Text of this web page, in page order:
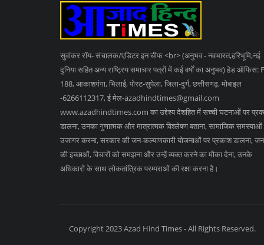
सुवांकर रॉय- संचालक/एडिटर इन चीफ <br> (अनुभव - नवभारत,हरिभूमि,नई
दुनिया सहित अन्य राष्ट्रिय समाचार पत्रों में कई वर्षों का अनुभव) हेड ऑफिस:
188, आकाशगंगा, भिलाई, पोस्ट-सुपेला, जिला-दुर्ग, छत्तीसगढ़, मोबाइल
-6266112317, ई मेल-azadhindtimes@gmail.com
www.azadhindtimes.com का उद्देश्य देशहित में सच्ची घटनाओं पर
डालना, उनका गुणात्मक और मात्रात्मक विश्लेषण बताना, सामाजिक
उजागर करना, सरकार की जन-कल्याणकारी योजनाओं पर प्रकाश डालना,
की इच्छाओं, विचारों को समझना और उन्हें व्यक्त करने का मौका देना, उनके
अधिकारों के साथ लोकतांत्रिक परम्पराओं की रक्षा करना है।
Copyright 2023 Azad Hind Times - All Rights Reserved.